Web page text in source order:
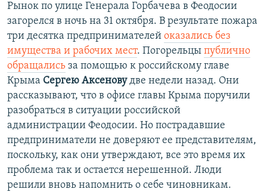
Рынок по улице Генерала Горбачева в Феодосии
загорелся в ночь на 31 октября. В результате пожара
три десятка предпринимателей оказались без
имущества и рабочих мест. Погорельцы публично
обращались за помощью к российскому главе
Крыма Сергею Аксеновудве недели назад. Они
рассказывают, что в офисе главы Крыма поручили
разобраться в ситуации российской
администрации Феодосии. Но пострадавшие
предприниматели не доверяют ее представителям,
поскольку, как они утверждают, все это время их
проблема так и остается нерешенной. Люди
решили вновь напомнить о себе чиновникам.